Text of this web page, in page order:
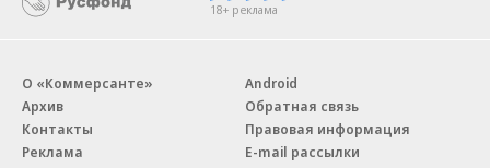
18+ реклама
О «Коммерсанте»
Архив
Контакты
Реклама
Android
Обратная связь
Правовая информация
E-mail рассылки